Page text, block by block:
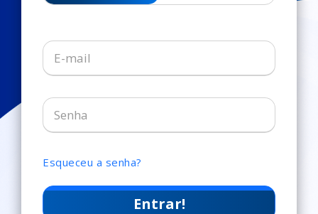
Esqueceu a senha?
Entrar!